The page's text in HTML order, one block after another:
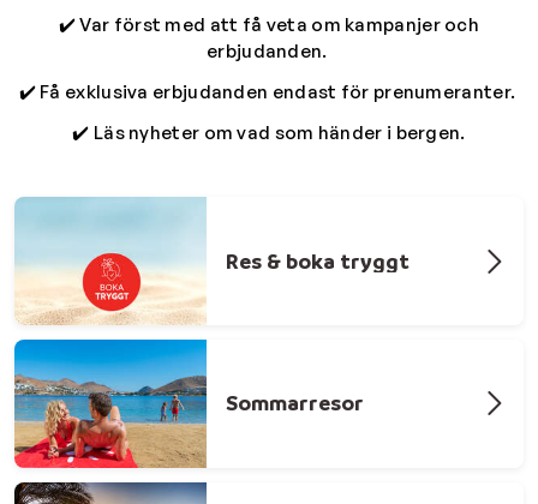
✔️ Var först med att få veta om kampanjer och
erbjudanden.
✔️ Få exklusiva erbjudanden endast för prenumeranter.
✔️ Läs nyheter om vad som händer i bergen.
Res & boka tryggt
Sommarresor